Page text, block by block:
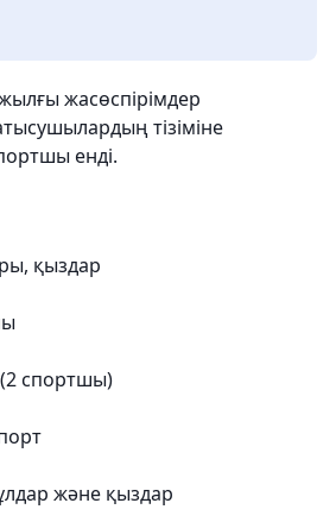
жасөспірімдер
тізіміне
енді.
қыздар
спортшы)
және қыздар